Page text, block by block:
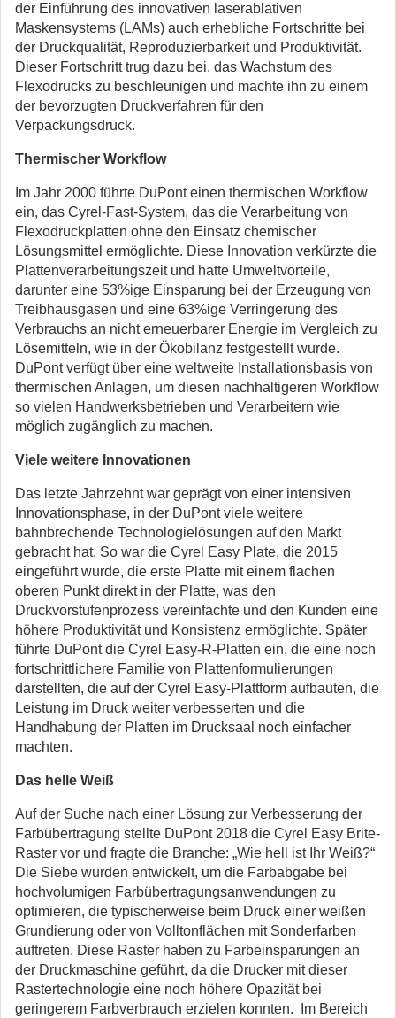
der Einführung des innovativen laserablativen
Maskensystems (LAMs) auch erhebliche Fortschritte bei
der Druckqualität, Reproduzierbarkeit und Produktivität.
Dieser Fortschritt trug dazu bei, das Wachstum des
Flexodrucks zu beschleunigen und machte ihn zu einem
der bevorzugten Druckverfahren für den
Verpackungsdruck.
Thermischer Workflow
Im Jahr 2000 führte DuPont einen thermischen Workflow
ein, das Cyrel-Fast-System, das die Verarbeitung von
Flexodruckplatten ohne den Einsatz chemischer
Lösungsmittel ermöglichte. Diese Innovation verkürzte die
Plattenverarbeitungszeit und hatte Umweltvorteile,
darunter eine 53%ige Einsparung bei der Erzeugung von
Treibhausgasen und eine 63%ige Verringerung des
Verbrauchs an nicht erneuerbarer Energie im Vergleich zu
Lösemitteln, wie in der Ökobilanz festgestellt wurde.
DuPont verfügt über eine weltweite Installationsbasis von
thermischen Anlagen, um diesen nachhaltigeren Workflow
so vielen Handwerksbetrieben und Verarbeitern wie
möglich zugänglich zu machen.
Viele weitere Innovationen
Das letzte Jahrzehnt war geprägt von einer intensiven
Innovationsphase, in der DuPont viele weitere
bahnbrechende Technologielösungen auf den Markt
gebracht hat. So war die Cyrel Easy Plate, die 2015
eingeführt wurde, die erste Platte mit einem flachen
oberen Punkt direkt in der Platte, was den
Druckvorstufenprozess vereinfachte und den Kunden eine
höhere Produktivität und Konsistenz ermöglichte. Später
führte DuPont die Cyrel Easy-R-Platten ein, die eine noch
fortschrittlichere Familie von Plattenformulierungen
darstellten, die auf der Cyrel Easy-Plattform aufbauten, die
Leistung im Druck weiter verbesserten und die
Handhabung der Platten im Drucksaal noch einfacher
machten.
Das helle Weiß
Auf der Suche nach einer Lösung zur Verbesserung der
Farbübertragung stellte DuPont 2018 die Cyrel Easy Brite-
Raster vor und fragte die Branche: „Wie hell ist Ihr Weiß?“
Die Siebe wurden entwickelt, um die Farbabgabe bei
hochvolumigen Farbübertragungsanwendungen zu
optimieren, die typischerweise beim Druck einer weißen
Grundierung oder von Volltonflächen mit Sonderfarben
auftreten. Diese Raster haben zu Farbeinsparungen an
der Druckmaschine geführt, da die Drucker mit dieser
Rastertechnologie eine noch höhere Opazität bei
geringerem Farbverbrauch erzielen konnten. Im Bereich